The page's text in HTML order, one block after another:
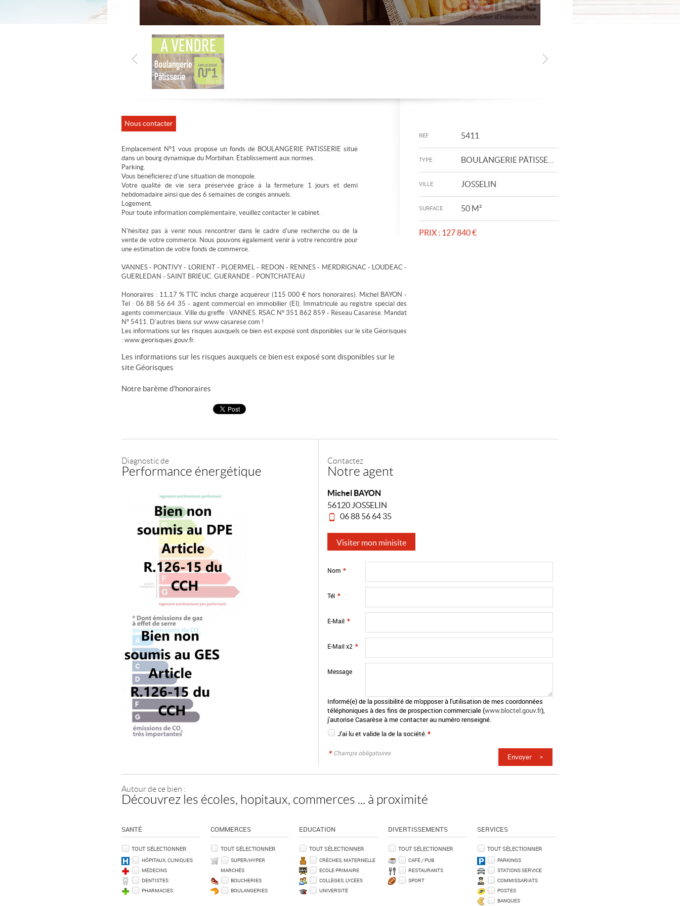
REF 5411
TYPE BOULANGERIE PÂTISSERIE
VILLE JOSSELIN
SURFACE 50 M²
PRIX : 127 840 €
Nous contacter
Emplacement N°1 vous propose un fonds de BOULANGERIE PATISSERIE situé
dans un bourg dynamique du Morbihan. Etablissement aux normes.
Parking.
Vous bénéficierez d'une situation de monopole.
Votre qualité de vie sera préservée grâce à la fermeture 1 jours et demi
hebdomadaire ainsi que des 6 semaines de congés annuels.
Logement.
Pour toute information complémentaire, veuillez contacter le cabinet.
N'hésitez pas à venir nous rencontrer dans le cadre d'une recherche ou de la
vente de votre commerce. Nous pouvons également venir à votre rencontre pour
une estimation de votre fonds de commerce.
VANNES - PONTIVY - LORIENT - PLOERMEL - REDON - RENNES - MERDRIGNAC - LOUDEAC -
GUERLEDAN - SAINT BRIEUC. GUERANDE - PONTCHATEAU
Honoraires : 11,17 % TTC inclus charge acquéreur (115 000 € hors honoraires). Michel BAYON -
Tél : 06 88 56 64 35 - agent commercial en immobilier (EI). Immatriculé au registre spécial des
agents commerciaux. Ville du greffe : VANNES. RSAC N° 351 862 859 - Réseau Casarèse. Mandat
N° 5411. D'autres biens sur www casarese com !
Les informations sur les risques auxquels ce bien est exposé sont disponibles sur le site Géorisques
: www.georisques.gouv.fr.
Les informations sur les risques auxquels ce bien est exposé sont disponibles sur le
siteGéorisques
Notre barème d'honoraires
Diagnostic de
Performance énergétique
Contactez
Notre agent
Michel BAYON
56120 JOSSELIN
06 88 56 64 35
Visiter mon minisite
Nom *
Tél *
E-Mail *
E-Mail x2 *
Message
Informé(e) de la possibilité de m'opposer à l'utilisation de mes coordonnées
téléphoniques à des fins de prospection commerciale (www.bloctel.gouv.fr),
j'autorise Casarèse à me contacter au numéro renseigné.
J'ai lu et valide lade la société.*
* Champs obligatoires
Autour de ce bien :
Découvrez les écoles, hopitaux, commerces ... à proximité
SANTÉ
TOUT SÉLECTIONNER
HÔPITAUX, CLINIQUES
MÉDECINS
DENTISTES
PHARMACIES
COMMERCES
TOUT SÉLECTIONNER
SUPER/HYPER
MARCHÉS
BOUCHERIES
BOULANGERIES
EDUCATION
TOUT SÉLECTIONNER
CRÈCHES, MATERNELLE
ECOLE PRIMAIRE
COLLÈGES, LYCÉES
UNIVERSITÉ
DIVERTISSEMENTS
TOUT SÉLECTIONNER
CAFÉ / PUB
RESTAURANTS
SPORT
SERVICES
TOUT SÉLECTIONNER
PARKINGS
STATIONS SERVICE
COMMISSARIATS
POSTES
BANQUES